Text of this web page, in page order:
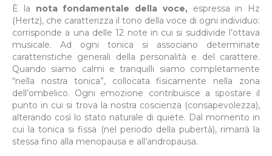
È la nota fondamentale della voce,espressa in Hz
(Hertz), che caratterizza il tono della voce di ogni individuo:
corrisponde a una delle 12 note in cui si suddivide l’ottava
musicale. Ad ogni tonica si associano determinate
caratteristiche generali della personalità e del carattere.
Quando siamo calmi e tranquilli siamo completamente
“nella nostra tonica”, collocata fisicamente nella zona
dell’ombelico. Ogni emozione contribuisce a spostare il
punto in cui si trova la nostra coscienza (consapevolezza),
alterando così lo stato naturale di quiete. Dal momento in
cui la tonica si fissa (nel periodo della pubertà), rimarrà la
stessa fino alla menopausa e all’andropausa.